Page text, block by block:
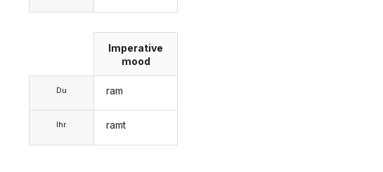
Du
Ihr
Imperative
mood
ram
ramt